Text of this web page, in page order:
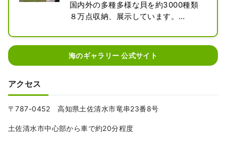
国内外の多種多様な貝を約3000種類
８万点収納、展示しています。
家・黒原和男氏によるコレクションで
す。
ーブメントの建築１００選」に選ばれ
ています。
目の前の桜浜で拾ってきた貝殻を使っ
海のギャラリー 公式サイト
アクセス
〒787-0452 高知県土佐清水市竜串23番8号
土佐清水市中心部から車で約20分程度